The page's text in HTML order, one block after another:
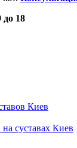
до 18
Киев
суставах Киев